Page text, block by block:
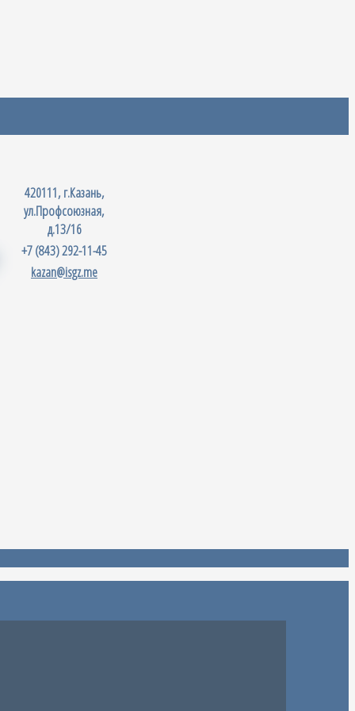
420111, г.Казань,
ул.Профсоюзная,
д.13/16
+7 (843) 292-11-45
kazan@isgz.me